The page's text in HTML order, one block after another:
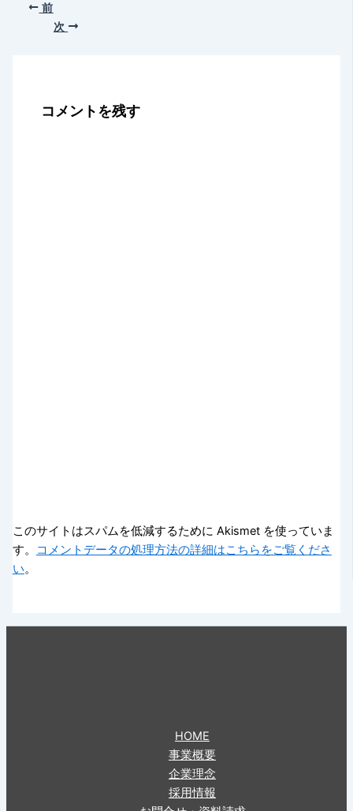
前
次
コメントを残す
このサイトはスパムを低減するために Akismet を使っていま
す。
コメントデータの処理方法の詳細はこちらをご覧くださ
い。
HOME
事業概要
企業理念
採用情報